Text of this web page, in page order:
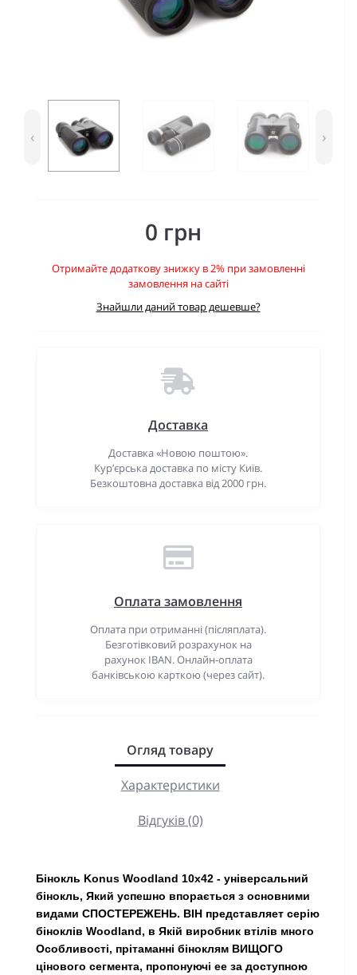
‹ ›
0 грн
Отримайте додаткову знижку в 2% при замовленні
замовлення на сайті
Знайшли даний товар дешевше?
Доставка
Доставка «Новою поштою».
Кур’єрська доставка по місту Київ.
Безкоштовна доставка від 2000 грн.
Оплата замовлення
Оплата при отриманні (післяплата).
Безготівковий розрахунок на
рахунок IBAN. Онлайн-оплата
банківською карткою (через сайт).
Огляд товару
Характеристики
Відгуків (0)
Бінокль Konus Woodland 10х42 - універсальний
бінокль, Який успешно впорається з основними
видами СПОСТЕРЕЖЕНЬ. ВІН представляет серію
біноклів Woodland, в Якій виробник втілів много
Особливості, прітаманні біноклям ВИЩОГО
цінового сегмента, пропонуючі ее за доступною